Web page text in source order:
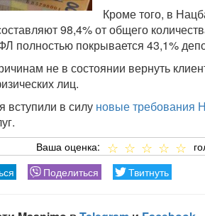
Кроме того, в
98,4% от общего
полностью покрывается 43,1%
не в состоянии вернуть
лиц.
вступили в силу новые требования